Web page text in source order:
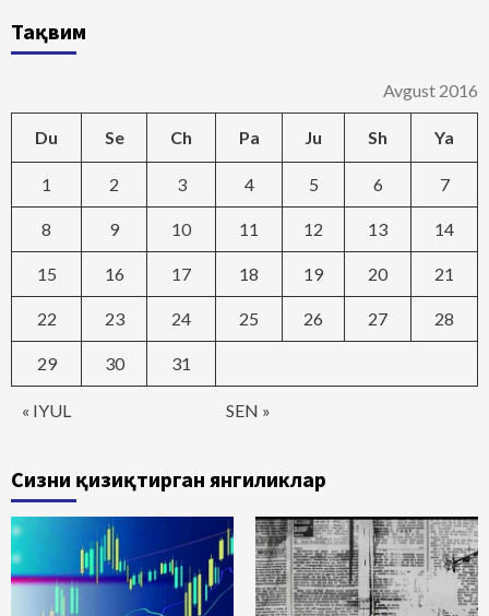
Тақвим
Avgust 2016
Du Se Ch Pa Ju Sh Ya
« IYUL SEN »
1 2 3 4 5 6 7
8 9 10 11 12 13 14
15 16 17 18 19 20 21
22 23 24 25 26 27 28
29 30 31
Сизни қизиқтирган янгиликлар